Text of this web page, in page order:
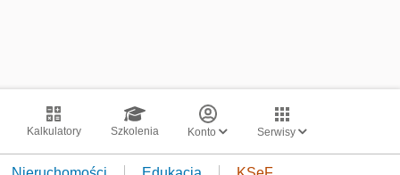
Kalkulatory Szkolenia Konto Serwisy